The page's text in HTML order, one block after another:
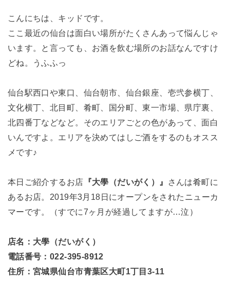
こんにちは、キッドです。
ここ最近の仙台は面白い場所がたくさんあって悩んじゃ
います。と言っても、お酒を飲む場所のお話なんですけ
どね。うふふっ
仙台駅西口や東口、仙台朝市、仙台銀座、壱弐参横丁、
文化横丁、北目町、肴町、国分町、東一市場、県庁裏、
北四番丁などなど。そのエリアごとの色があって、面白
いんですよ。エリアを決めてはしご酒をするのもオスス
メです♪
本日ご紹介するお店 『大學（だいがく）』
さんは肴町に
あるお店。2019年3月18日にオープンをされたニューカ
マーです。（すでに7ヶ月が経過してますが…泣）
店名：大學（だいがく）
電話番号：022-395-8912
住所：宮城県仙台市青葉区大町1丁目3-11